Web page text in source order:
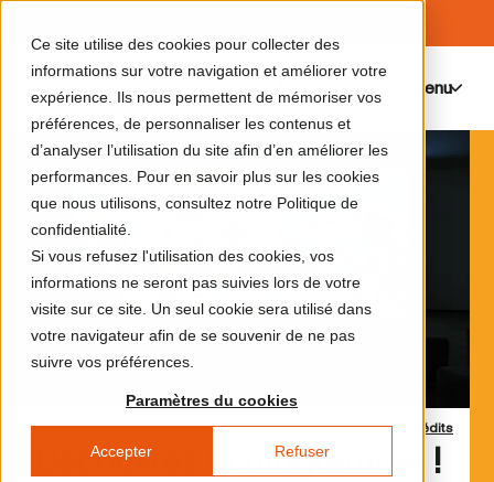
Ce site utilise des cookies pour collecter des
informations sur votre navigation et améliorer votre
expérience. Ils nous permettent de mémoriser vos
préférences, de personnaliser les contenus et
d’analyser l’utilisation du site afin d’en améliorer les
performances. Pour en savoir plus sur les cookies
que nous utilisons, consultez notre Politique de
confidentialité.
Si vous refusez l'utilisation des cookies, vos
informations ne seront pas suivies lors de votre
visite sur ce site. Un seul cookie sera utilisé dans
votre navigateur afin de se souvenir de ne pas
suivre vos préférences.
Paramètres du cookies
Accepter Refuser
Menu
Crédits
Découvrez le programme !